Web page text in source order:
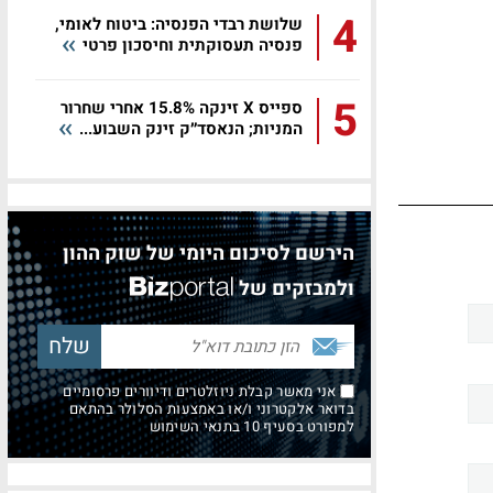
4
שלושת רבדי הפנסיה: ביטוח לאומי,
פנסיה תעסוקתית וחיסכון פרטי
5
ספייס X זינקה 15.8% אחרי שחרור
המניות; הנאסד״ק זינק השבוע...
הירשם לסיכום היומי של שוק ההון
ולמבזקים של
אני מאשר קבלת ניוזלטרים ודיוורים פרסומיים
בדואר אלקטרוני ו/או באמצעות הסלולר בהתאם
למפורט בסעיף 10 בתנאי השימוש